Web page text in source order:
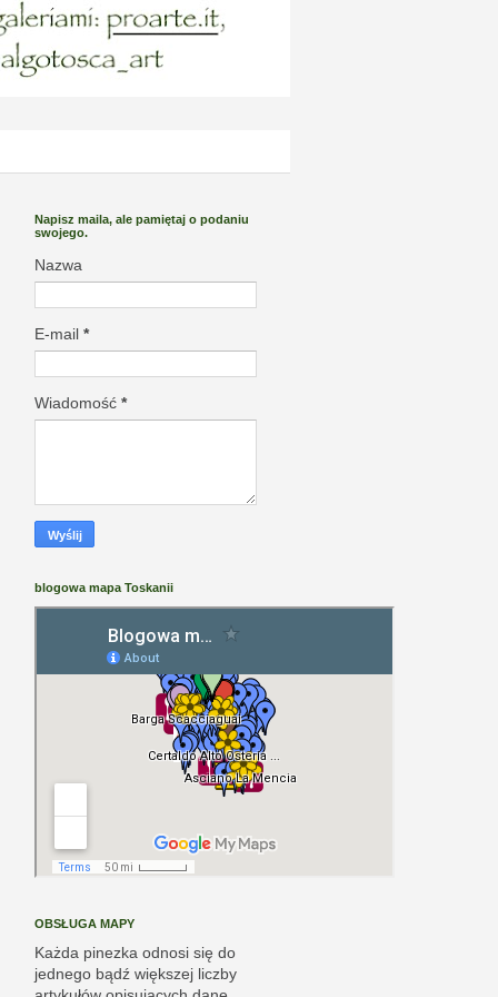
Napisz maila, ale pamiętaj o podaniu
swojego.
Nazwa
E-mail *
Wiadomość *
blogowa mapa Toskanii
OBSŁUGA MAPY
Każda pinezka odnosi się do
jednego bądź większej liczby